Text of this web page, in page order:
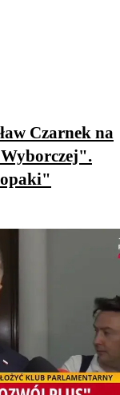
Czarnek na